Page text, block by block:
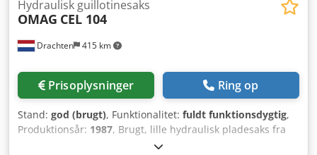
Drachten 415 km
Hydraulisk guillotinesaks
OMAG CEL 104
Prisoplysninger Ring op
Stand: god (brugt), Funktionalitet: fuldt funktionsdygtig,
Produktionsår: 1987, Brugt, lille hydraulisk pladesaks fra
OMAG Type: CEL 104 Cjdpfx Ajzk Akdek Tsrf Kapacitet: 1050